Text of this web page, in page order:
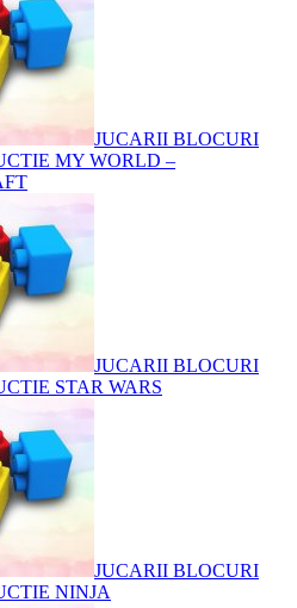
JUCARII BLOCURI
MY WORLD –
JUCARII BLOCURI
STAR WARS
JUCARII BLOCURI
NINJA